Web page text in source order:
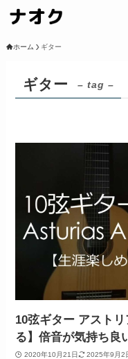
ホーム ギター
ギター – tag –
10弦ギター アスト
る】倍音が気持ち
2020年10月21日 2025年9月2